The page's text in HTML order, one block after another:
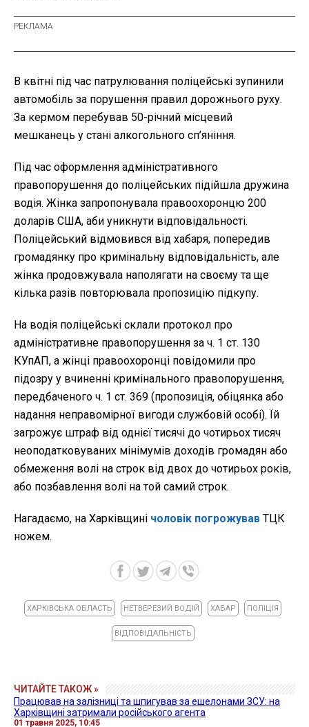
В квітні під час патрулювання поліцейські зупинили
автомобіль за порушення правил дорожнього руху.
За кермом перебував 50-річний місцевий
мешканець у стані алкогольного сп’яніння.
Під час оформлення адміністративного
правопорушення до поліцейських підійшла дружина
водія. Жінка запропонувала правоохоронцю 200
доларів США, аби уникнути відповідальності.
Поліцейський відмовився від хабаря, попередив
громадянку про кримінальну відповідальність, але
жінка продовжувала наполягати на своєму та ще
кілька разів повторювала пропозицію підкупу.
На водія поліцейські склали протокол про
адміністративне правопорушення за ч. 1 ст. 130
КУпАП, а жінці правоохоронці повідомили про
підозру у вчиненні кримінального правопорушення,
передбаченого ч. 1 ст. 369 (пропозиція, обіцянка або
надання неправомірної вигоди службовій особі). Їй
загрожує штраф від однієї тисячі до чотирьох тисяч
неоподатковуваних мінімумів доходів громадян або
обмеження волі на строк від двох до чотирьох років,
або позбавлення волі на той самий строк.
Нагадаємо, на Харківщині чоловік погрожував ТЦК
ножем.
ХАРКІВСЬКА ОБЛАСТЬ НЕТВЕРЕЗИЙ ВОДІЙ ХАБАР ПОЛІЦІЯ
ВІДПОВІДАЛЬНІСТЬ
ЧИТАЙТЕ ТАКОЖ »
Працював на залізниці та шпигував за ешелонами ЗСУ: на
Харківщині затримали російського агента
01 травня 2025, 10:45